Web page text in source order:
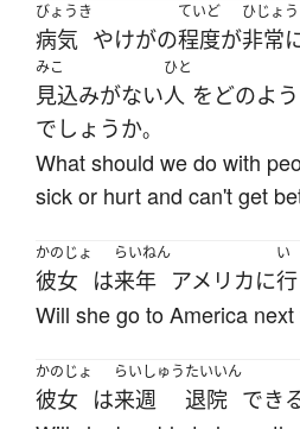
びょうき
病気 やけがの
ていど
程度が
ひじょう
非常
みこ
見込みがない
ひと
人 を どのよ
でしょうか。
What should we do with
sick or hurt and can't get
かのじょ
彼女 は
らいねん
来年 アメリカに
い
行
Will she go to America next
かのじょ
彼女 は
らいしゅう
来週
たいいん
退院 でき